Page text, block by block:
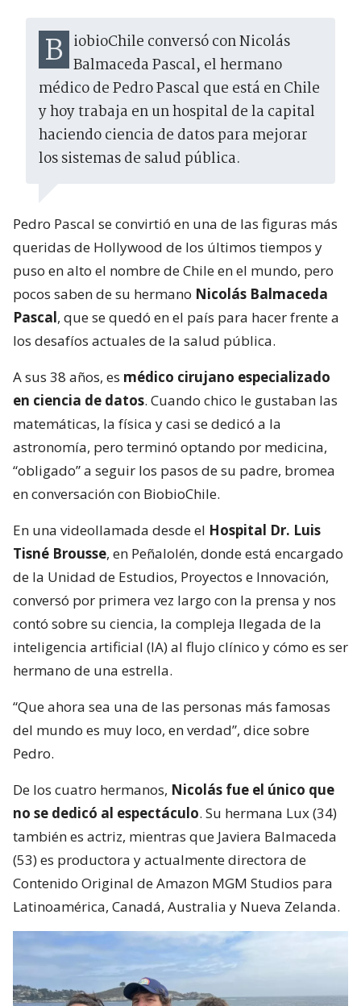
BiobioChile conversó con Nicolás Balmaceda Pascal, el hermano
médico de Pedro Pascal que está en Chile
y hoy trabaja en un hospital de la capital
haciendo ciencia de datos para mejorar
los sistemas de salud pública.
Pedro Pascal se convirtió en una de las figuras más
queridas de Hollywood de los últimos tiempos y
puso en alto el nombre de Chile en el mundo, pero
pocos saben de su hermano Nicolás Balmaceda
Pascal, que se quedó en el país para hacer frente a
los desafíos actuales de la salud pública.
A sus 38 años, es médico cirujano especializado
en ciencia de datos. Cuando chico le gustaban las
matemáticas, la física y casi se dedicó a la
astronomía, pero terminó optando por medicina,
“obligado” a seguir los pasos de su padre, bromea
en conversación con BiobioChile.
En una videollamada desde el Hospital Dr. Luis
Tisné Brousse, en Peñalolén, donde está encargado
de la Unidad de Estudios, Proyectos e Innovación,
conversó por primera vez largo con la prensa y nos
contó sobre su ciencia, la compleja llegada de la
inteligencia artificial (IA) al flujo clínico y cómo es ser
hermano de una estrella.
“Que ahora sea una de las personas más famosas
del mundo es muy loco, en verdad”, dice sobre
Pedro.
De los cuatro hermanos, Nicolás fue el único que
no se dedicó al espectáculo. Su hermana Lux (34)
también es actriz, mientras que Javiera Balmaceda
(53) es productora y actualmente directora de
Contenido Original de Amazon MGM Studios para
Latinoamérica, Canadá, Australia y Nueva Zelanda.